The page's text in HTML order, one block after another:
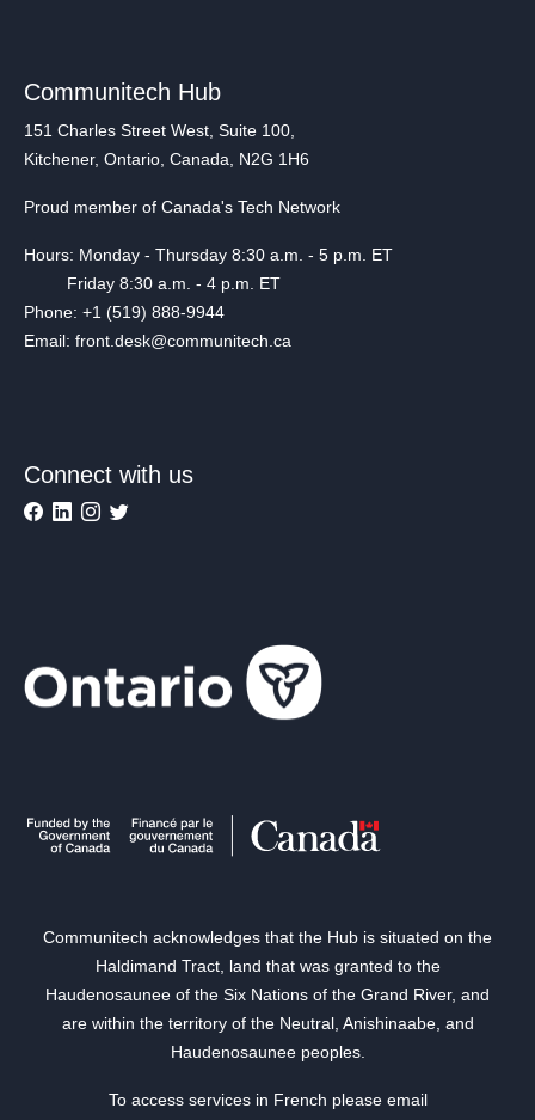
Communitech Hub
151 Charles Street West, Suite 100,
Kitchener, Ontario, Canada, N2G 1H6
Proud member of Canada's Tech Network
Hours: Monday - Thursday 8:30 a.m. - 5 p.m. ET
Friday 8:30 a.m. - 4 p.m. ET
Phone: +1 (519) 888-9944
Email: front.desk@communitech.ca
Connect with us
Communitech acknowledges that the Hub is situated on the
Haldimand Tract, land that was granted to the
Haudenosaunee of the Six Nations of the Grand River, and
are within the territory of the Neutral, Anishinaabe, and
Haudenosaunee peoples.
To access services in French please email